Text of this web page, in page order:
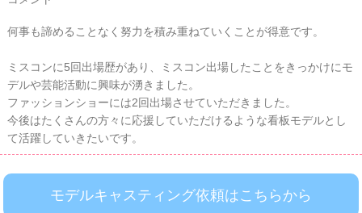
何事も諦めることなく努力を積み重ねていくことが得意です。
ミスコンに5回出場歴があり、ミスコン出場したことをきっかけにモ
デルや芸能活動に興味が湧きました。
ファッションショーには2回出場させていただきました。
今後はたくさんの方々に応援していただけるような看板モデルとし
て活躍していきたいです。
モデルキャスティング依頼はこちらから